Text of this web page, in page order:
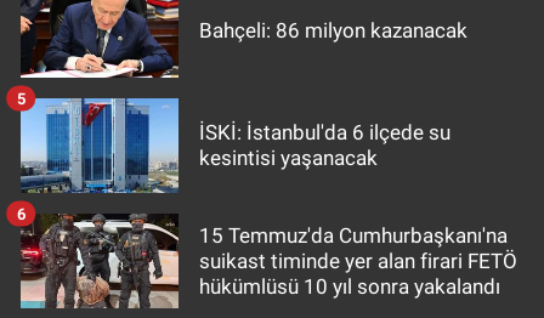
Bahçeli: 86 milyon kazanacak
İSKİ: İstanbul'da 6 ilçede su
kesintisi yaşanacak
5
15 Temmuz'da Cumhurbaşkanı'na
suikast timinde yer alan firari FETÖ
hükümlüsü 10 yıl sonra yakalandı
6